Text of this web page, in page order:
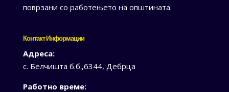
поврзани со работењето на општината.
Контакт Информации
Адреса:
с. Белчишта б.б.,6344, Дебрца
Работно време: